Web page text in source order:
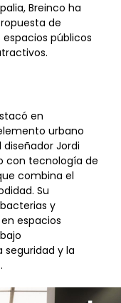
Breinco ha
de
públicos
en
urbano
Jordi
con tecnología de
combina el
Su
y
espacios
y la